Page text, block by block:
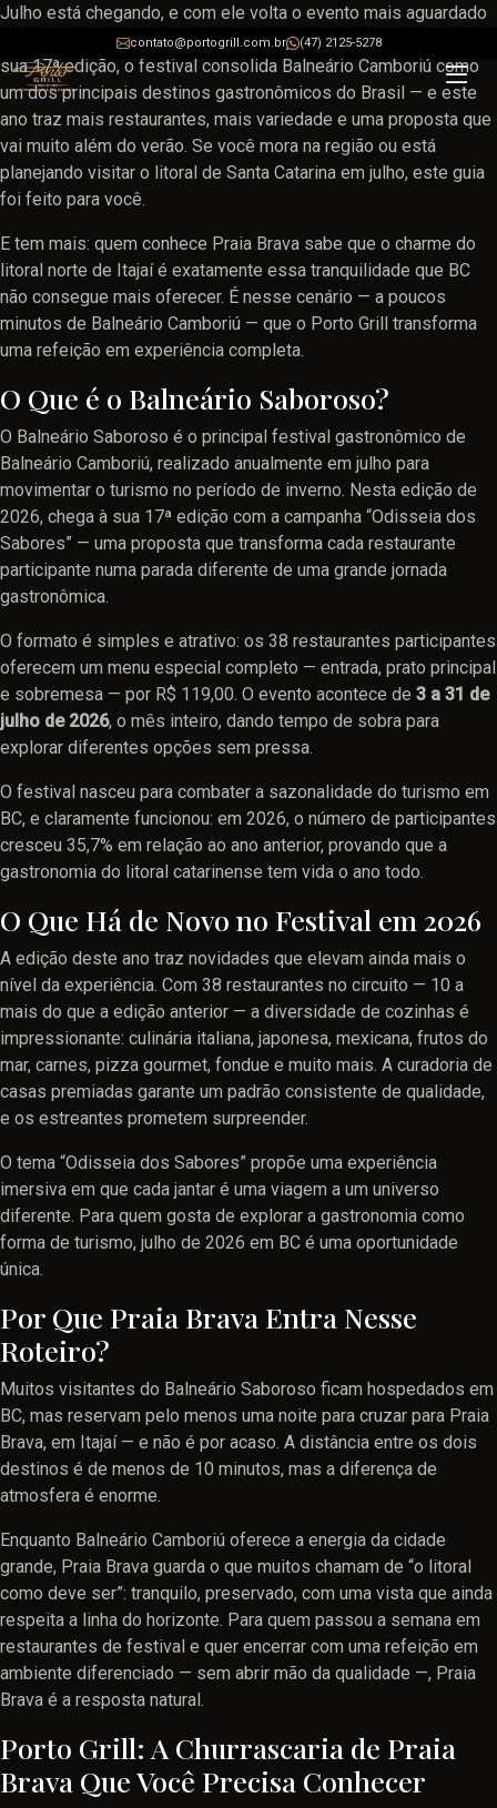
contato@portogrill.com.br (47) 2125-5278
Julho está chegando, e com ele volta o evento mais aguardado
da gastronomia catarinense: oBalneário Saboroso 2026
sua 17ª edição, o festival consolida Balneário Camboriú como
um dos principais destinos gastronômicos do Brasil — e este
ano traz mais restaurantes, mais variedade e uma proposta que
vai muito além do verão. Se você mora na região ou está
planejando visitar o litoral de Santa Catarina em julho, este guia
foi feito para você.
E tem mais: quem conhece Praia Brava sabe que o charme do
litoral norte de Itajaí é exatamente essa tranquilidade que BC
não consegue mais oferecer. É nesse cenário — a poucos
minutos de Balneário Camboriú — que o Porto Grill transforma
uma refeição em experiência completa.
O Que é o Balneário Saboroso?
O Balneário Saboroso é o principal festival gastronômico de
Balneário Camboriú, realizado anualmente em julho para
movimentar o turismo no período de inverno. Nesta edição de
2026, chega à sua 17ª edição com a campanha “Odisseia dos
Sabores” — uma proposta que transforma cada restaurante
participante numa parada diferente de uma grande jornada
gastronômica.
O formato é simples e atrativo: os 38 restaurantes participantes
oferecem um menu especial completo — entrada, prato principal
e sobremesa — por R$ 119,00. O evento acontece de 3 a 31 de
julho de 2026, o mês inteiro, dando tempo de sobra para
explorar diferentes opções sem pressa.
O festival nasceu para combater a sazonalidade do turismo em
BC, e claramente funcionou: em 2026, o número de participantes
cresceu 35,7% em relação ao ano anterior, provando que a
gastronomia do litoral catarinense tem vida o ano todo.
O Que Há de Novo no Festival em 2026
A edição deste ano traz novidades que elevam ainda mais o
nível da experiência. Com 38 restaurantes no circuito — 10 a
mais do que a edição anterior — a diversidade de cozinhas é
impressionante: culinária italiana, japonesa, mexicana, frutos do
mar, carnes, pizza gourmet, fondue e muito mais. A curadoria de
casas premiadas garante um padrão consistente de qualidade,
e os estreantes prometem surpreender.
O tema “Odisseia dos Sabores” propõe uma experiência
imersiva em que cada jantar é uma viagem a um universo
diferente. Para quem gosta de explorar a gastronomia como
forma de turismo, julho de 2026 em BC é uma oportunidade
única.
Por Que Praia Brava Entra Nesse
Roteiro?
Muitos visitantes do Balneário Saboroso ficam hospedados em
BC, mas reservam pelo menos uma noite para cruzar para Praia
Brava, em Itajaí — e não é por acaso. A distância entre os dois
destinos é de menos de 10 minutos, mas a diferença de
atmosfera é enorme.
Enquanto Balneário Camboriú oferece a energia da cidade
grande, Praia Brava guarda o que muitos chamam de “o litoral
como deve ser”: tranquilo, preservado, com uma vista que ainda
respeita a linha do horizonte. Para quem passou a semana em
restaurantes de festival e quer encerrar com uma refeição em
ambiente diferenciado — sem abrir mão da qualidade —, Praia
Brava é a resposta natural.
Porto Grill: A Churrascaria de Praia
Brava Que Você Precisa Conhecer